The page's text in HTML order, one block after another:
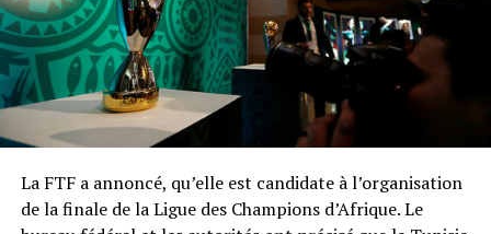
La FTF a annoncé, qu’elle est candidate à l’organisation
de la finale de la Ligue des Champions d’Afrique. Le